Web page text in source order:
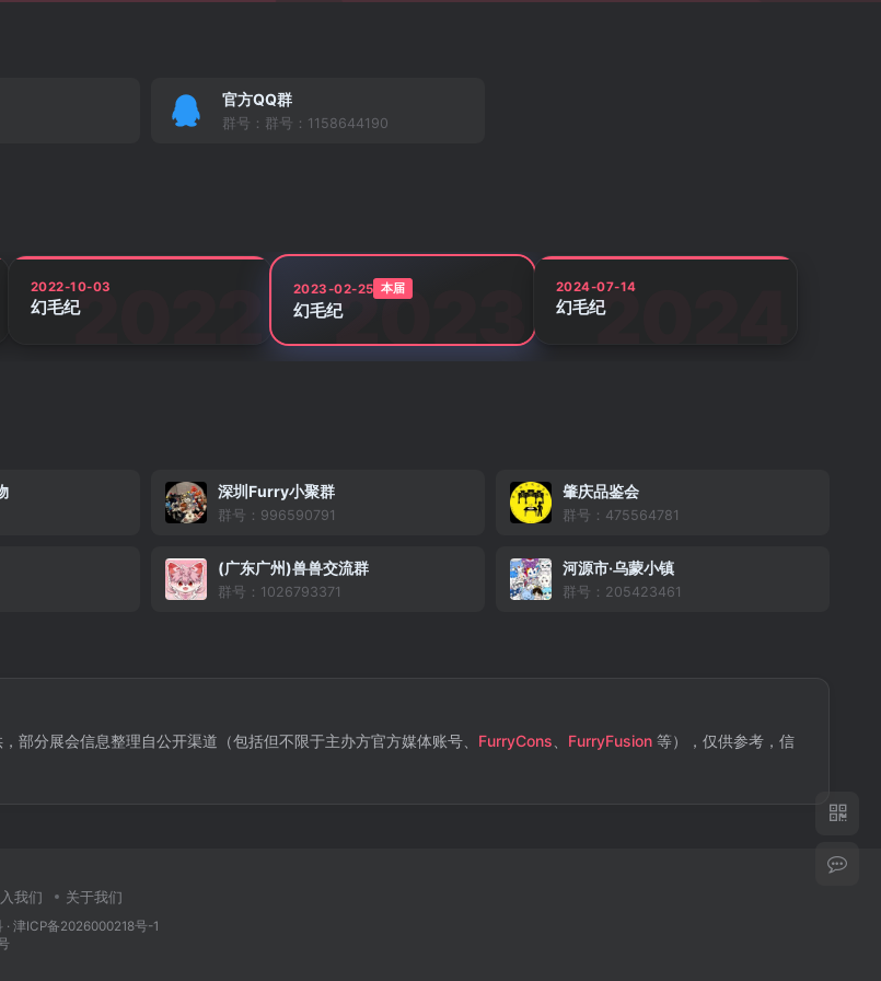
官方QQ群
群号：群号：1158644190
2022-10-03
幻毛纪
2023-02-25 本届
幻毛纪
2024-07-14
幻毛纪
深圳Furry小聚群
群号：996590791
肇庆品鉴会
群号：475564781
(广东广州)兽兽交流群
群号：1026793371
河源市·乌蒙小镇
群号：205423461
部分展会信息整理自公开渠道（包括但不限于主办方官方媒体账号、 FurryCons FurryFusion等），仅供参考，信
我们 关于我们
· 津ICP备2026000218号-1